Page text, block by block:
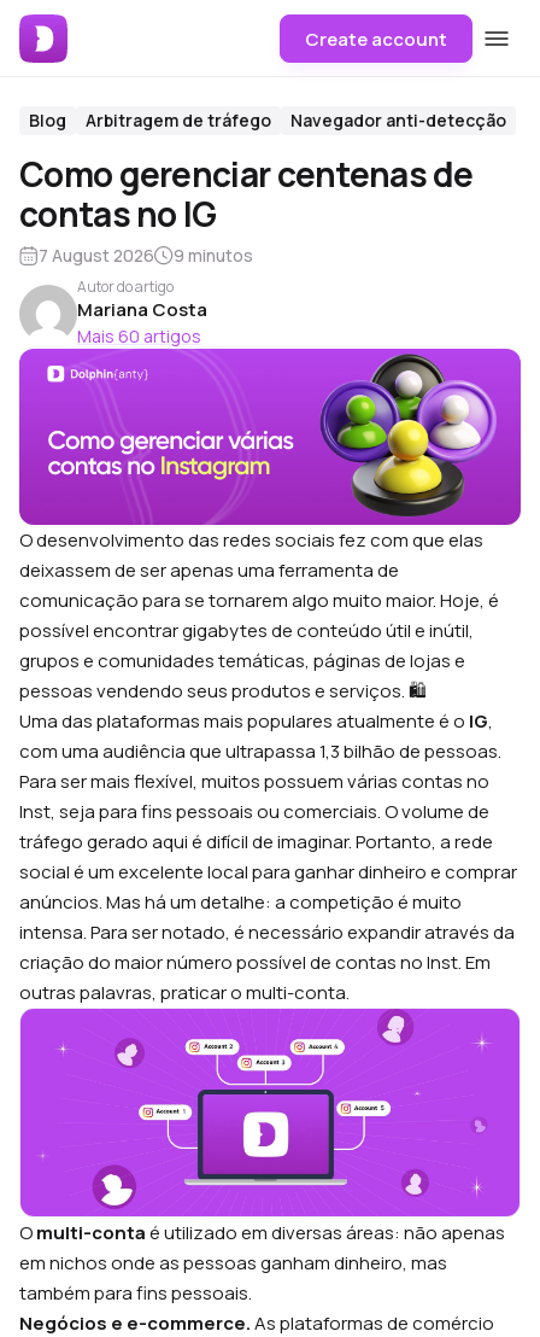
Create account
Blog Arbitragem de tráfego Navegador anti-detecção
Como gerenciar centenas de
contas no IG
7 August 2026 9 minutos
Autor do artigo
Mariana Costa
Mais 60 artigos
O desenvolvimento das redes sociais fez com que elas
deixassem de ser apenas uma ferramenta de
comunicação para se tornarem algo muito maior. Hoje, é
possível encontrar gigabytes de conteúdo útil e inútil,
grupos e comunidades temáticas, páginas de lojas e
pessoas vendendo seus produtos e serviços. 🛍️
Uma das plataformas mais populares atualmente é o IG,
com uma audiência que ultrapassa 1,3 bilhão de pessoas.
Para ser mais flexível, muitos possuem várias contas no
Inst, seja para fins pessoais ou comerciais. O volume de
tráfego gerado aqui é difícil de imaginar. Portanto, a rede
social é um excelente local para ganhar dinheiro e comprar
anúncios. Mas há um detalhe: a competição é muito
intensa. Para ser notado, é necessário expandir através da
criação do maior número possível de contas no Inst. Em
outras palavras, praticar o multi-conta.
Omulti-contaé utilizado em diversas áreas: não apenas
em nichos onde as pessoas ganham dinheiro, mas
também para fins pessoais.
Negócios e e-commerce.As plataformas de comércio